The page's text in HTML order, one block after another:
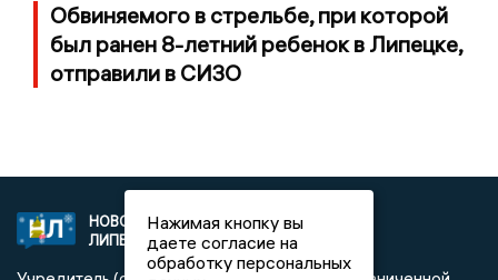
Обвиняемого в стрельбе, при которой
был ранен 8-летний ребенок в Липецке,
отправили в СИЗО
НОВОСТИ
ЛИПЕЦКА
2021 © NEWSLIPETSK.RU | СИ
«Новости Липецка»
Нажимая кнопку вы
даете согласие на
обработку персональных